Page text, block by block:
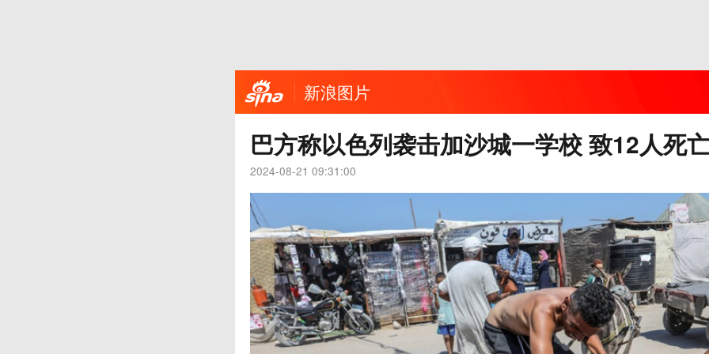
新浪图片
巴方称以色列袭击加沙城一学校 致12人死
2024-08-21 09:31:00